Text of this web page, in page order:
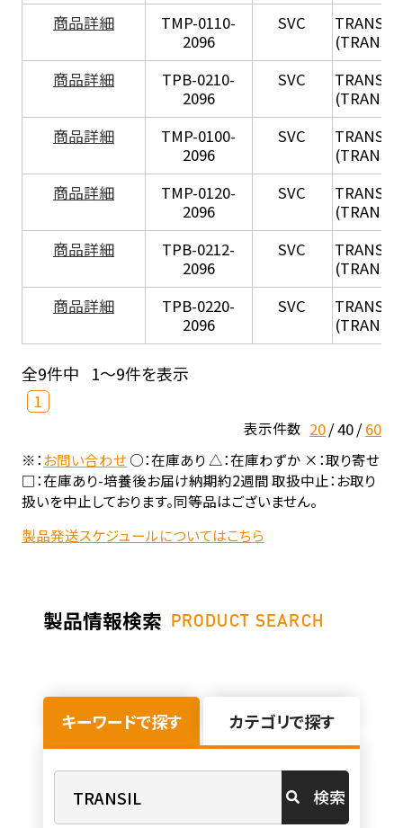
商品詳細
TMP-0110-
2096
SVC TRANSIL
商品詳細
TPB-0210-
2096
SVC TRANSIL
商品詳細
TMP-0100-
2096
SVC TRANSIL
商品詳細
TMP-0120-
2096
SVC TRANSIL
商品詳細
TPB-0212-
2096
SVC TRANSIL
商品詳細
TPB-0220-
2096
SVC TRANSIL
全9件中 1～9件を表示
1
表示件数 20 40 60
※：お問い合わせ○：在庫あり △：在庫わずか ×：取り寄せ
□：在庫あり-培養後お届け納期約2週間 取扱中止：お取り
扱いを中止しております。同等品はございません。
製品発送スケジュールについてはこちら
製品情報検索 PRODUCT SEARCH
キーワードで探す カテゴリで探す
検索